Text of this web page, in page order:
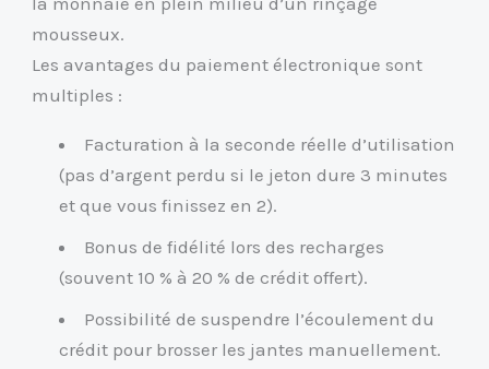
mousseux.
Les avantages du paiement électronique sont
multiples :
Facturation à la seconde réelle d’utilisation
(pas d’argent perdu si le jeton dure 3 minutes
et que vous finissez en 2).
Bonus de fidélité lors des recharges
(souvent 10 % à 20 % de crédit offert).
Possibilité de suspendre l’écoulement du
crédit pour brosser les jantes manuellement.